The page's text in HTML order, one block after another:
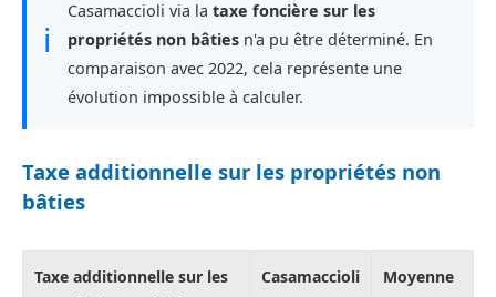
ℹ
Casamaccioli via la taxe foncière sur les
propriétés non bâties n'a pu être déterminé. En
comparaison avec 2022, cela représente une
évolution impossible à calculer.
Taxe additionnelle sur les propriétés non
bâties
Taxe additionnelle sur les
Casamaccioli
Moyenne